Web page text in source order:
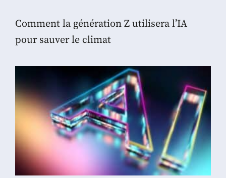
Comment la génération Z utilisera l’IA
pour sauver le climat